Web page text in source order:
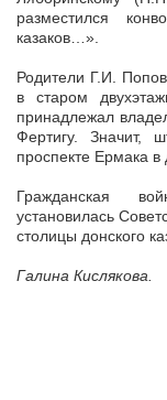
разместился
казаков…».
Родители Г.И.
в старом
принадлежал
Фертигу. Значит,
проспекте Ермака
Гражданская
установилась
столицы донского
Галина Кислякова.